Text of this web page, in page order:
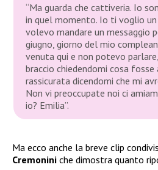
“Ma guarda che cattiveria. Io
in quel momento. Io ti voglio un
volevo mandare un messaggio
giugno, giorno del mio
venuta qui e non potevo
braccio chiedendomi cosa fosse
rassicurata dicendomi che mi
Non vi preoccupate noi ci
io? Emilia”.
Ma ecco anche la breve clip
Cremonini che dimostra quanto